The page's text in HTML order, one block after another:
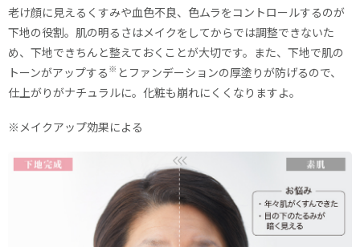
老け顔に見えるくすみや血色不良、色ムラをコントロールするのが
下地の役割。肌の明るさはメイクをしてからでは調整できないた
め、下地できちんと整えておくことが大切です。また、下地で肌の
トーンがアップする ※ とファンデーションの厚塗りが防げるので、
仕上がりがナチュラルに。化粧も崩れにくくなりますよ。
※メイクアップ効果による